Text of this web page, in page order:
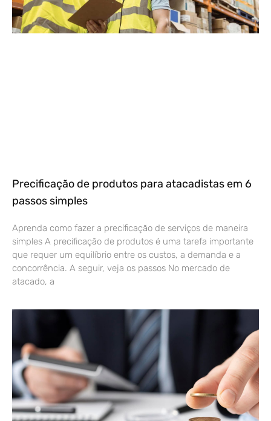
Precificação de produtos para atacadistas em 6
passos simples
Aprenda como fazer a precificação de serviços de maneira
simples A precificação de produtos é uma tarefa importante
que requer um equilíbrio entre os custos, a demanda e a
concorrência. A seguir, veja os passos No mercado de
atacado, a